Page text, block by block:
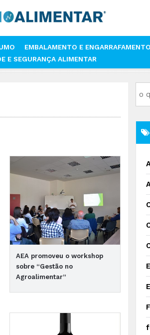
EMBALAMENTO E ENGARRAFAMENTO
E SEGURANÇA ALIMENTAR
AEA promoveu o workshop
sobre “Gestão no
Agroalimentar”